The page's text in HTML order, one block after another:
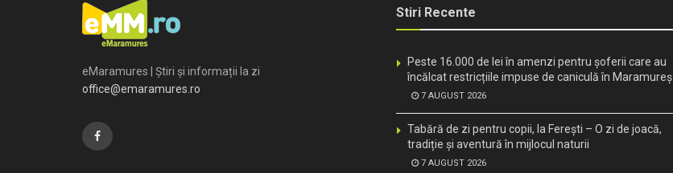
eMaramures | Știri și informații la zi
office@emaramures.ro
Stiri Recente
Peste 16.000 de lei în amenzi pentru șoferii care au
încălcat restricțiile impuse de caniculă în Maramureș
7 AUGUST 2026
Tabără de zi pentru copii, la Ferești – O zi de joacă,
tradiție și aventură în mijlocul naturii
7 AUGUST 2026